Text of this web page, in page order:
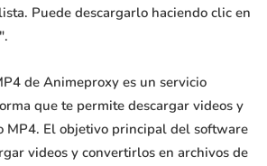
Puede descargarlo haciendo clic en
de Animeproxy es un servicio
que te permite descargar videos y
MP4. El objetivo principal del software
videos y convertirlos en archivos de